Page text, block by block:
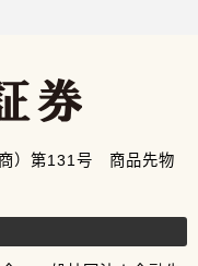
）第131号 商品先物